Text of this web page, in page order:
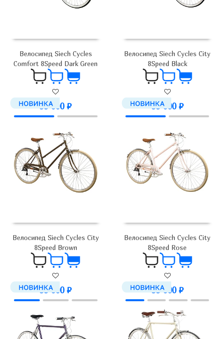
Велосипед Siech Cycles
Comfort 8Speed Dark Green
99 000₽
Велосипед Siech Cycles City
8Speed Black
99 000 ₽
Велосипед Siech Cycles City
8Speed Brown
99 000₽
Велосипед Siech Cycles City
8Speed Rose
99 000 ₽